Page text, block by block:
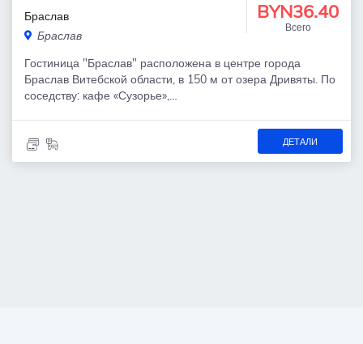
Браслав
Браслав
BYN36.40
Всего
Гостиница "Браслав" расположена в центре города
Браслав Витебской области, в 150 м от озера Дривяты. По
соседству: кафе «Сузорье»,…
ДЕТАЛИ